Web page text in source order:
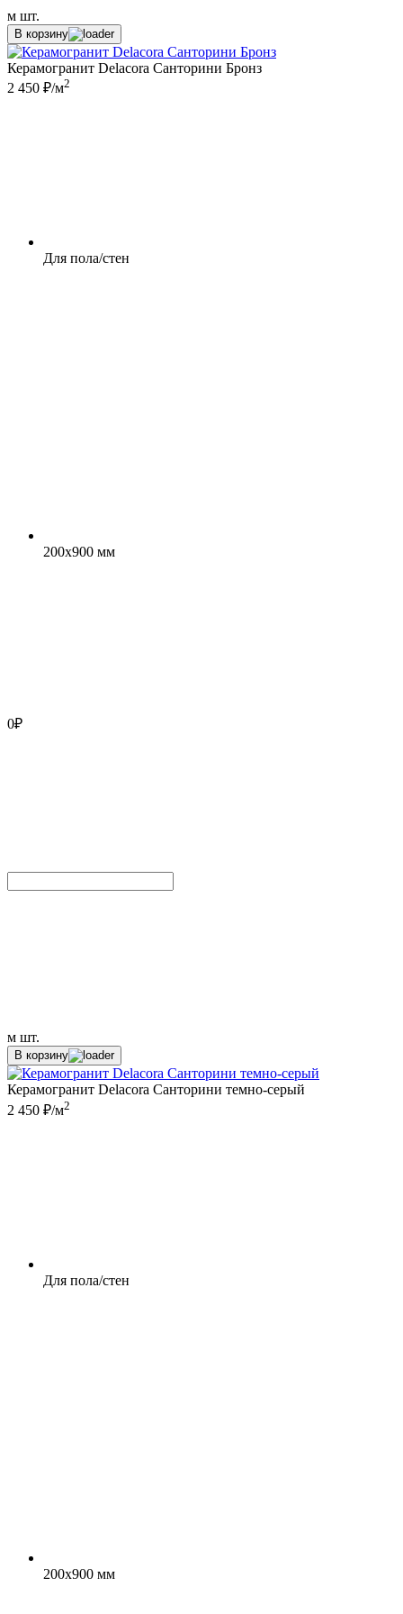
м шт.
В корзину
Керамогранит Delacora Санторини Бронз
2 450 ₽/м2
Для пола/стен
200x900 мм
0₽
м шт.
В корзину
Керамогранит Delacora Санторини темно-серый
2 450 ₽/м2
Для пола/стен
200x900 мм